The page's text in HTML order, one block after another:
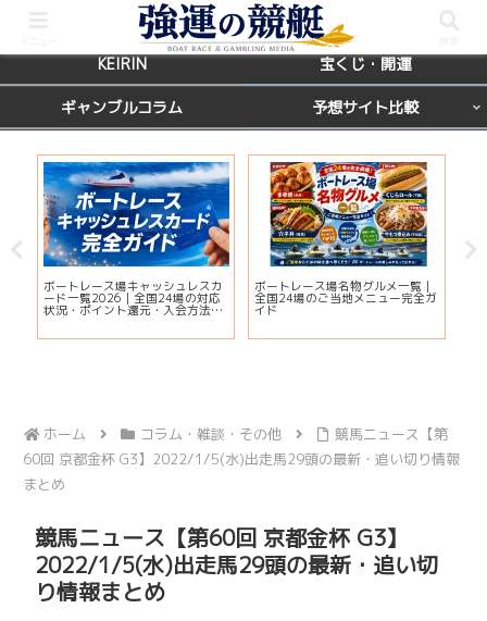
BOATRACE レース場ガイド
KEIRIN 宝くじ・開運
ギャンブルコラム 予想サイト比較
ボートレース場キャッシュレスカ
ード一覧2026｜全国24場の対応
状況・ポイント還元・入会方法ま
とめ
ボートレース場名物グルメ一覧｜
全国24場のご当地メニュー完全ガ
イド
ホーム コラム・雑談・その他
競馬ニュース【第
60回 京都金杯 G3】2022/1/5(水)出走馬29頭の最新・追い切り情報
まとめ
競馬ニュース【第60回 京都金杯 G3】
2022/1/5(水)出走馬29頭の最新・追い切
り情報まとめ